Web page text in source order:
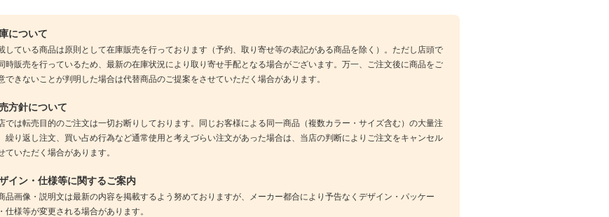
について
している商品は原則として在庫販売を行っております（予約、取り寄せ等の表記がある商品を除く）。ただし店頭で
時販売を行っているため、最新の在庫状況により取り寄せ手配となる場合がございます。万一、ご注文後に商品をご
できないことが判明した場合は代替商品のご提案をさせていただく場合があります。
方針について
では転売目的のご注文は一切お断りしております。同じお客様による同一商品（複数カラー・サイズ含む）の大量注
繰り返し注文、買い占め行為など通常使用と考えづらい注文があった場合は、当店の判断によりご注文をキャンセル
ていただく場合があります。
イン・仕様等に関するご案内
品画像・説明文は最新の内容を掲載するよう努めておりますが、メーカー都合により予告なくデザイン・パッケー
仕様等が変更される場合があります。